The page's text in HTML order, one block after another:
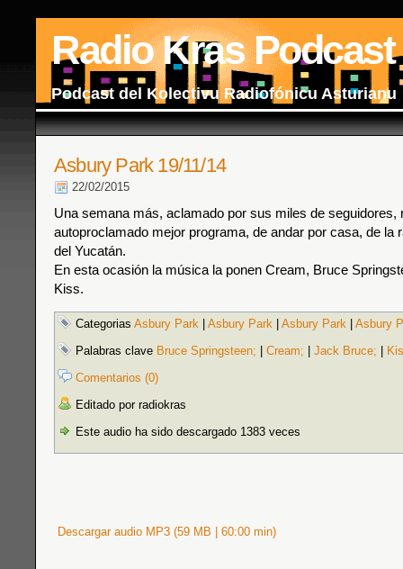
Radio Kras Podcast
Podcast del Kolectivu Radiofónicu Asturianu
Asbury Park 19/11/14
22/02/2015
Una semana más, aclamado por sus miles de seguidores,
autoproclamado mejor programa, de andar por casa, de la
del Yucatán.
En esta ocasión la música la ponen Cream, Bruce
Kiss.
Categorias Asbury Park Asbury Park Asbury Park
Asbury
Palabras clave Bruce Springsteen; Cream; Jack Bruce;
Comentarios (0)
Editado por radiokras
Este audio ha sido descargado 1383 veces
Descargar audio MP3 (59 MB | 60:00 min)